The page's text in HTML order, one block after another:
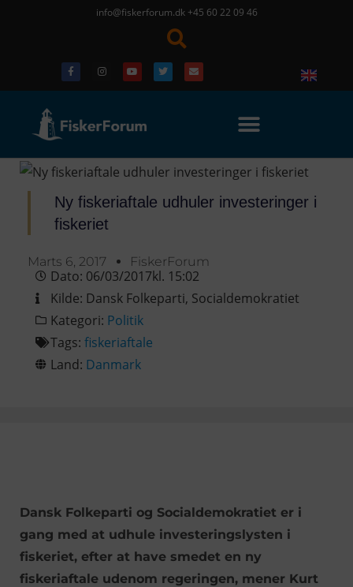
info@fiskerforum.dk +45 60 22 09 46
Ny fiskeriaftale udhuler investeringer i
fiskeriet
Marts 6, 2017 FiskerForum
Dato: 06/03/2017kl. 15:02
Kilde: Dansk Folkeparti, Socialdemokratiet
Kategori: Politik
Tags: fiskeriaftale
Land: Danmark
Dansk Folkeparti og Socialdemokratiet er i
gang med at udhule investeringslysten i
fiskeriet, efter at have smedet en ny
fiskeriaftale udenom regeringen, mener Kurt